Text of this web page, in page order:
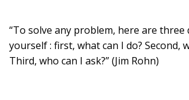
“To solve any problem, here are
yourself : first, what can I do? Second,
Third, who can I ask?” (Jim Rohn)